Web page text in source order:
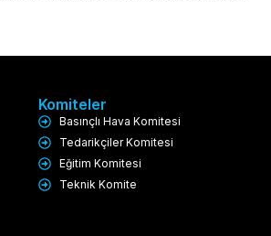
Komiteler
Basınçlı Hava Komitesi
Tedarikçiler Komitesi
Eğitim Komitesi
Teknik Komite